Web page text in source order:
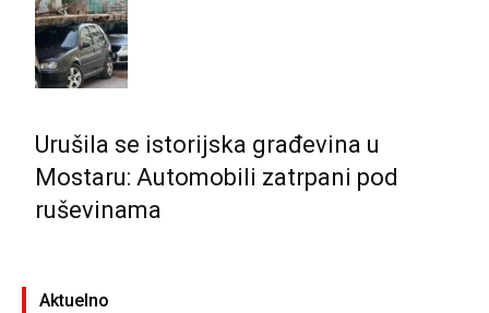
Urušila se istorijska građevina u
Mostaru: Automobili zatrpani pod
ruševinama
Aktuelno